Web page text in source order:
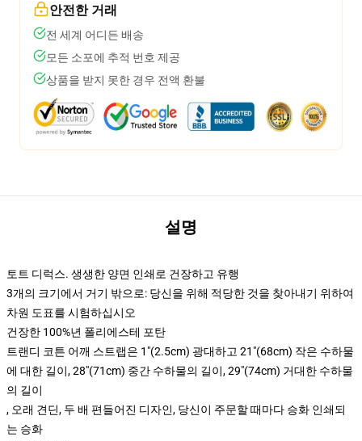
안전한 거래
전 세계 어디든 배송
모든 소포에 추적 번호 제공
상품을 받지 못한 경우 전액 환불
설명
토트 디럭스. 생생한 양면 인쇄로 건장하고 유행
3개의 크기에서 거기 밖으로: 당신을 위해 적당한 것을 찾아내기 위하여
차원 도표를 시험하십시오
건장한 100%년 폴리에스테 포탄
트랜디 코튼 어깨 스트랩은 1"(2.5cm) 광대하고 21"(68cm) 작은 수하물
에 대한 길이, 28"(71cm) 중간 수하물의 길이, 29"(74cm) 거대한 수하물
의 길이
, 오래 견딘, 두 배 편들어진 디자인, 당신이 주문할 때마다 승화 인쇄되
는 승화